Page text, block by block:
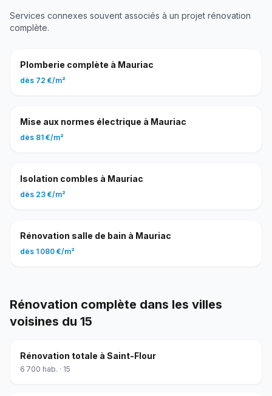
Services connexes souvent associés à un projet rénovation
complète.
Plomberie complète à Mauriac
dès 72 €/m²
Mise aux normes électrique à Mauriac
dès 81 €/m²
Isolation combles à Mauriac
dès 23 €/m²
Rénovation salle de bain à Mauriac
dès 1 080 €/m²
Rénovation complète dans les villes
voisines du 15
Rénovation totale à Saint-Flour
6 700 hab. · 15